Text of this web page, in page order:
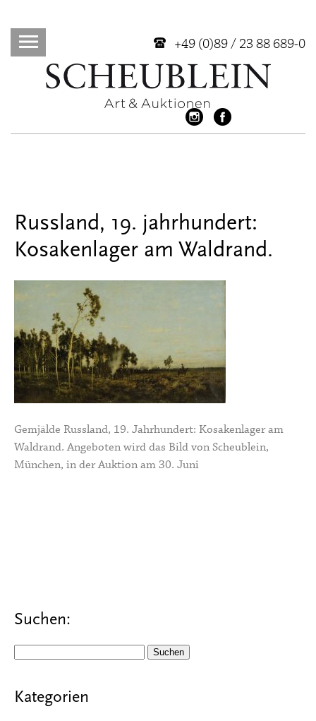
+49 (0)89 / 23 88 689-0
Russland, 19. jahrhundert:
Kosakenlager am Waldrand.
Gemjälde Russland, 19. Jahrhundert: Kosakenlager am
Waldrand. Angeboten wird das Bild von Scheublein,
München, in der Auktion am 30. Juni
Suchen:
Kategorien